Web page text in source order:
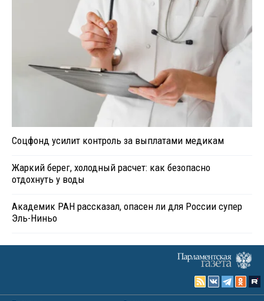
Соцфонд усилит контроль за выплатами медикам
Жаркий берег, холодный расчет: как безопасно
отдохнуть у воды
Академик РАН рассказал, опасен ли для России супер
Эль-Ниньо